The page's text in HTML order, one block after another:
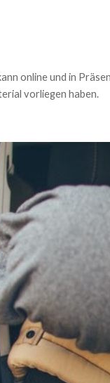
online und in
vorliegen haben.